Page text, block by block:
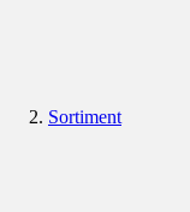
Sortiment